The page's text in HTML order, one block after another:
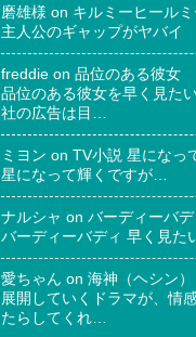
磨雄様 on キルミーヒールミ
主人公のギャップがヤバイ
freddie on 品位のある彼女
品位のある彼女を早く見た
社の広告は目…
ミヨン on TV小説 星になっ
星になって輝くですが…
ナルシャ on バーディーバデ
バーディーバディ 早く見たい
愛ちゃん on 海神（ヘシン）
展開していくドラマが、情
たらしてくれ…